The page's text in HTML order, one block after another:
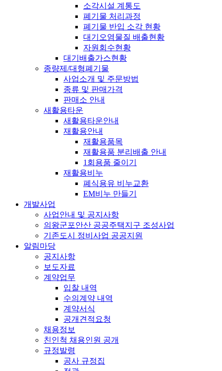
소각시설 계통도
폐기물 처리과정
폐기물 반입 소각 현황
대기오염물질 배출현황
자원회수현황
대기배출가스현황
종량제/대형폐기물
사업소개 및 주문방법
종류 및 판매가격
판매소 안내
새활용타운
새활용타운안내
재활용안내
재활용품목
재활용품 분리배출 안내
1회용품 줄이기
재활용비누
폐식용유 비누교환
EM비누 만들기
개발사업
사업안내 및 공지사항
의왕군포안산 공공주택지구 조성사업
기존도시 정비사업 공공지원
알림마당
공지사항
보도자료
계약업무
입찰 내역
수의계약 내역
계약서식
공개견적요청
채용정보
친인척 채용인원 공개
규정발령
공사 규정집